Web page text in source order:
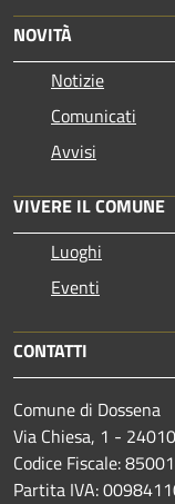
NOVITÀ
Notizie
Comunicati
Avvisi
VIVERE IL COMUNE
Luoghi
Eventi
CONTATTI
Comune di Dossena
Via Chiesa, 1 - 24010
Codice Fiscale:
Partita IVA: